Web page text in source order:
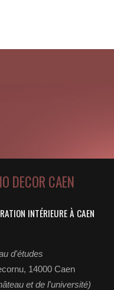
DECOR CAEN
INTÉRIEURE À CAEN
d'études
14000 Caen
et de l'université)